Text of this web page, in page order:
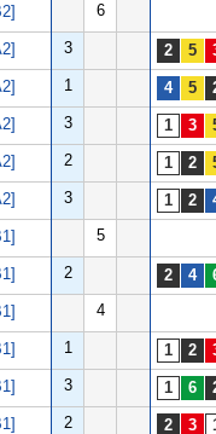
6
3
1
3
2
3
5
2
4
1
3
2